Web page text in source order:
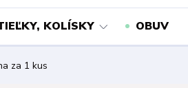
KOLÍSKY OBUV
za 1 kus